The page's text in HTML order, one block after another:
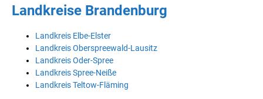
Landkreise Brandenburg
Landkreis Elbe-Elster
Landkreis Oberspreewald-Lausitz
Landkreis Oder-Spree
Landkreis Spree-Neiße
Landkreis Teltow-Fläming